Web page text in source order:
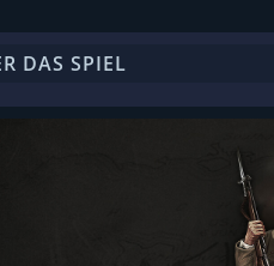
DAS SPIEL